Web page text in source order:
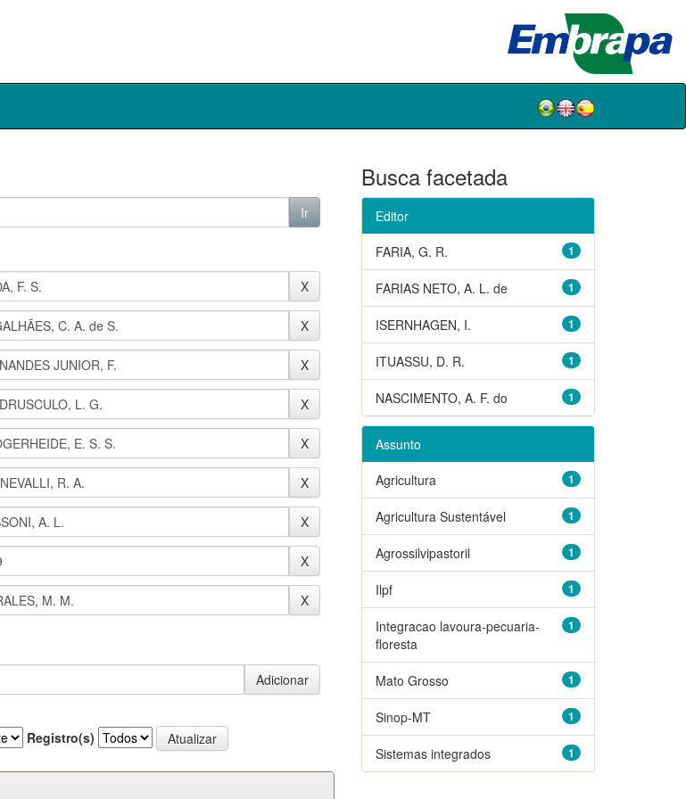
Registro(s)
Busca facetada
Editor
1
FARIA, G. R.
1
FARIAS NETO, A. L. de
1
ISERNHAGEN, I.
1
ITUASSU, D. R.
1
NASCIMENTO, A. F. do
Assunto
1
Agricultura
1
Agricultura Sustentável
1
Agrossilvipastoril
1
Ilpf
1
Integracao lavoura-pecuaria-
floresta
1
Mato Grosso
1
Sinop-MT
1
Sistemas integrados